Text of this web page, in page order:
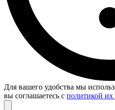
Для вашего удобства мы
вы соглашаетесь с политикой